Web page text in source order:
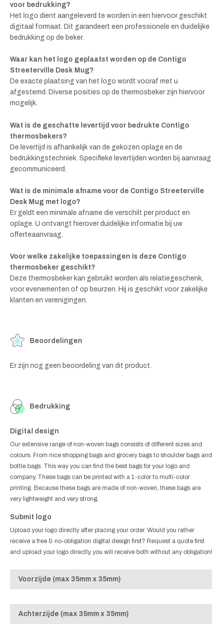
voor bedrukking?
Het logo dient aangeleverd te worden in een hiervoor geschikt
digitaal formaat. Dit garandeert een professionele en duidelijke
bedrukking op de beker.
Waar kan het logo geplaatst worden op de Contigo
Streeterville Desk Mug?
De exacte plaatsing van het logo wordt vooraf met u
afgestemd. Diverse posities op de thermosbeker zijn hiervoor
mogelijk.
Wat is de geschatte levertijd voor bedrukte Contigo
thermosbekers?
De levertijd is afhankelijk van de gekozen oplage en de
bedrukkingstechniek. Specifieke levertijden worden bij aanvraag
gecommuniceerd.
Wat is de minimale afname voor de Contigo Streeterville
Desk Mug met logo?
Er geldt een minimale afname die verschilt per product en
oplage. U ontvangt hierover duidelijke informatie bij uw
offerteaanvraag.
Voor welke zakelijke toepassingen is deze Contigo
thermosbeker geschikt?
Deze thermosbeker kan gebruikt worden als relatiegeschenk,
voor evenementen of op beurzen. Hij is geschikt voor zakelijke
klanten en verenigingen.
Beoordelingen
Er zijn nog geen beoordeling van dit product.
Bedrukking
Digital design
Our extensive range of non-woven bags consists of different sizes and
colours. From nice shopping bags and grocery bags to shoulder bags and
bottle bags. This way you can find the best bags for your logo and
company. These bags can be printed with a 1-color to multi-color
printing. Because these bags are made of non-woven, these bags are
very lightweight and very strong.
Submit logo
Upload your logo directly after placing your order. Would you rather
receive a free & no-obligation digital design first? Request a quote first
and upload your logo directly, you will receive both without any obligation!
Voorzijde (max 35mm x 35mm)
Achterzijde (max 35mm x 35mm)